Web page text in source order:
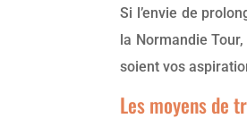
Si l’envie de
la Normandie
soient vos
Les moyens de